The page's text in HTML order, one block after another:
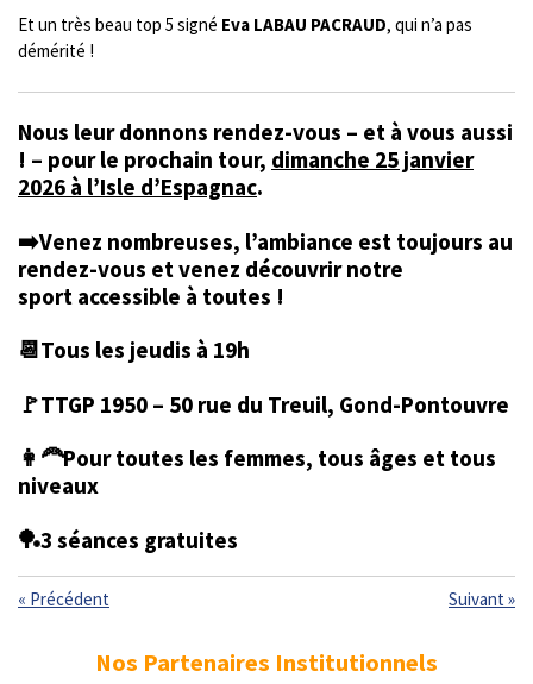
Et un très beau top 5 signé Eva LABAU PACRAUD, qui n’a pas
démérité !
Nous leur donnons rendez-vous – et à vous aussi
! – pour le prochain tour, dimanche 25 janvier
2026 à l’Isle d’Espagnac.
➡️Venez nombreuses, l’ambiance est toujours au
rendez-vous et venez découvrir notre
sport accessible à toutes !
📆Tous les jeudis à 19h
🚩TTGP 1950 – 50 rue du Treuil, Gond-Pontouvre
👩‍🦰Pour toutes les femmes, tous âges et tous
niveaux
🏓3 séances gratuites
« Précédent Suivant »
Nos Partenaires Institutionnels